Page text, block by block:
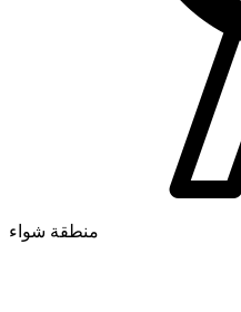
منطقة شواء